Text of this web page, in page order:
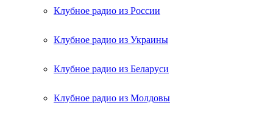
Клубное радио из России
Клубное радио из Украины
Клубное радио из Беларуси
Клубное радио из Молдовы